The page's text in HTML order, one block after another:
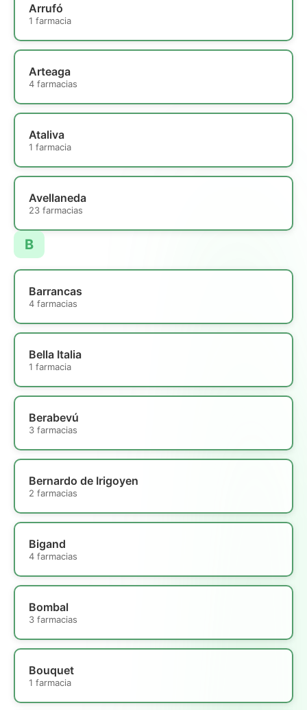
Arrufó
1 farmacia
Arteaga
4 farmacias
Ataliva
1 farmacia
Avellaneda
23 farmacias
B
Barrancas
4 farmacias
Bella Italia
1 farmacia
Berabevú
3 farmacias
Bernardo de Irigoyen
2 farmacias
Bigand
4 farmacias
Bombal
3 farmacias
Bouquet
1 farmacia